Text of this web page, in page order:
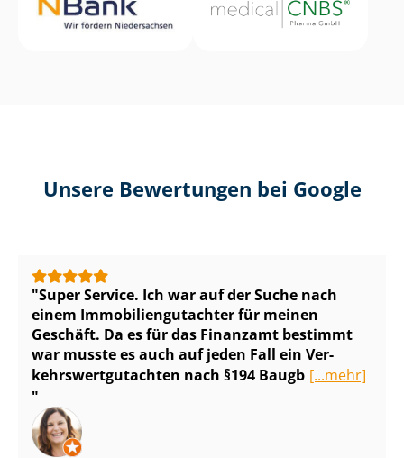
Unsere Bewertungen bei Google
Super Service. Ich war auf der Suche nach
einem Im­mo­bi­li­en­gut­ach­ter für meinen
Geschäft. Da es für das Finanzamt bestimmt
war musste es auch auf jeden Fall ein Ver­
kehrs­wert­gut­ach­ten nach §194 Baugb [...mehr]